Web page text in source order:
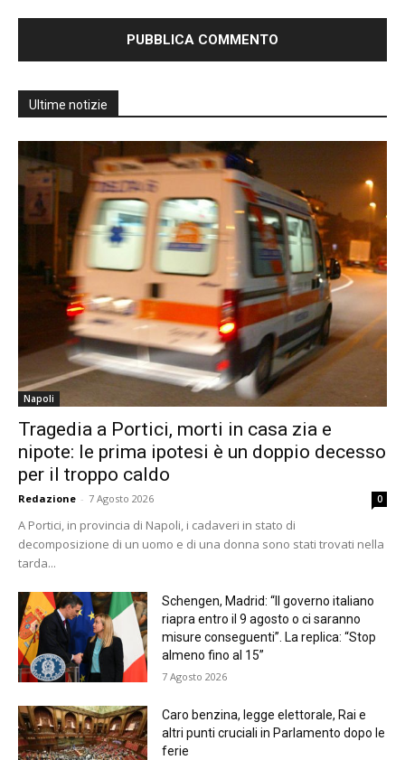
Ultime notizie
Napoli
Tragedia a Portici, morti in casa zia e
nipote: le prima ipotesi è un doppio decesso
per il troppo caldo
Redazione - 7 Agosto 2026 0
A Portici, in provincia di Napoli, i cadaveri in stato di
decomposizione di un uomo e di una donna sono stati trovati nella
tarda...
Schengen, Madrid: “Il governo italiano
riapra entro il 9 agosto o ci saranno
misure conseguenti”. La replica: “Stop
almeno fino al 15”
7 Agosto 2026
Caro benzina, legge elettorale, Rai e
altri punti cruciali in Parlamento dopo le
ferie